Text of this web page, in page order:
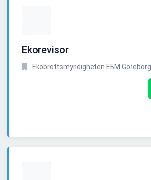
Ekorevisor
Ekobrottsmyndigheten EBM Göteborg